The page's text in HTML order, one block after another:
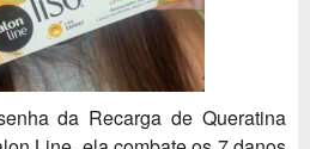
da Recarga de Queratina